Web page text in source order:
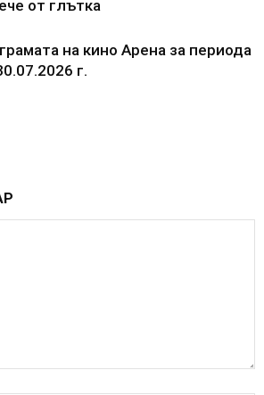
от глътка
на кино Арена за периода
г.